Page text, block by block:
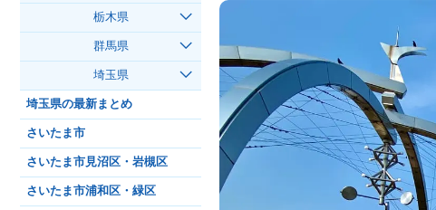
栃木県
群馬県
埼玉県
埼玉県の最新まとめ
さいたま市
さいたま市見沼区・岩槻区
さいたま市浦和区・緑区